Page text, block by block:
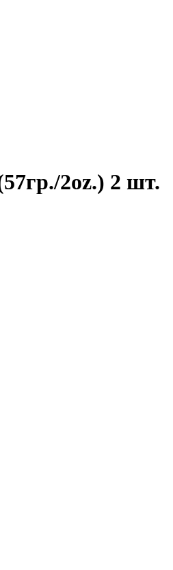
2oz.) 2 шт.